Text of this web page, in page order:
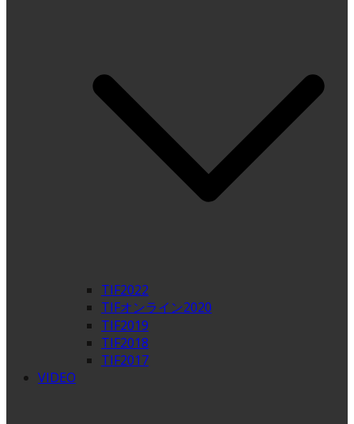
TIF2022
TIFオンライン2020
TIF2019
TIF2018
TIF2017
VIDEO